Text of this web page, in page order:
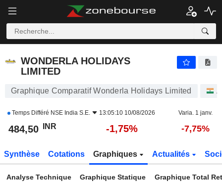
WONDERLA HOLIDAYS
LIMITED
Graphique Comparatif Wonderla Holidays Limited
Temps Différé NSE India S.E. 13:05:10 10/08/2026 Varia. 1 janv.
484,50 INR -1,75% -7,75%
Synthèse Cotations Graphiques Actualités
Analyse Technique Graphique Statique Graphique Total